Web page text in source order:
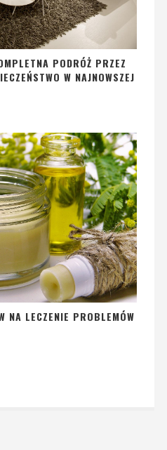
PODRÓŻ PRZEZ
W NAJNOWSZEJ
NA LECZENIE PROBLEMÓW